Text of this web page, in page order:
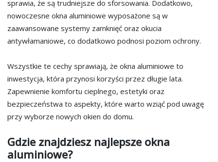
sprawia, że są trudniejsze do sforsowania. Dodatkowo,
nowoczesne okna aluminiowe wyposażone są w
zaawansowane systemy zamknięć oraz okucia
antywłamaniowe, co dodatkowo podnosi poziom ochrony.
Wszystkie te cechy sprawiają, że okna aluminiowe to
inwestycja, która przynosi korzyści przez długie lata.
Zapewnienie komfortu cieplnego, estetyki oraz
bezpieczeństwa to aspekty, które warto wziąć pod uwagę
przy wyborze nowych okien do domu.
Gdzie znajdziesz najlepsze okna
aluminiowe?